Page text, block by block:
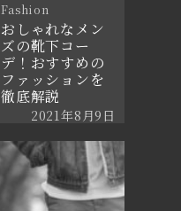
Fashion
おしゃれなメン
ズの靴下コー
デ！おすすめの
ファッションを
徹底解説
2021年8月9日